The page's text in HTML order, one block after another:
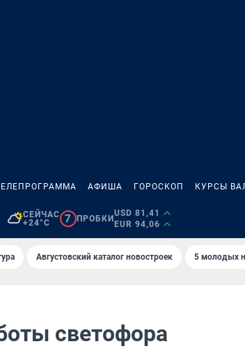
АФИША ГОРОСКОП КУРСЫ
СЕЙЧАС
+24°C
7 ПРОБКИ
USD 81,41
EUR 94,06
Августовский каталог новостроек 5 молодых
светофора